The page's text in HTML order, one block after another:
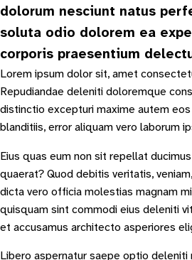
dolorum nesciunt natus
soluta odio dolorem ea
corporis praesentium
Lorem ipsum dolor sit, amet
Repudiandae deleniti doloremque
distinctio excepturi maxime autem
blanditiis, error aliquam vero laborum
Eius quas eum non sit repellat
quaerat? Quod debitis veritatis,
dicta vero officia molestias magnam
quisquam sint commodi eius deleniti
et accusamus architecto asperiores
Libero aspernatur saepe optio deleniti